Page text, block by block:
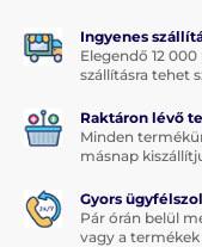
Ingyenes
Elegendő 12
szállításra tehet
Raktáron lévő
Minden
másnap
Gyors
Pár órán belül
vagy a termékek